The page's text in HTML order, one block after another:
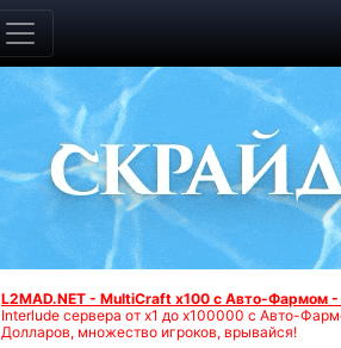
L2MAD.NET - MultiCraft x100 с Авто-Фармом
Interlude сервера от х1 до х100000 с Авто-
Долларов, множество игроков, врывайся!